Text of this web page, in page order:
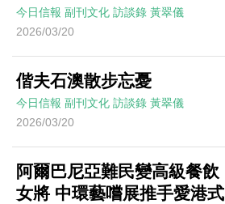
今日信報 副刊文化 訪談錄 黃翠儀
2026/03/20
偕夫石澳散步忘憂
今日信報 副刊文化 訪談錄 黃翠儀
2026/03/20
阿爾巴尼亞難民變高級餐飲
女將 中環藝嚐展推手愛港式